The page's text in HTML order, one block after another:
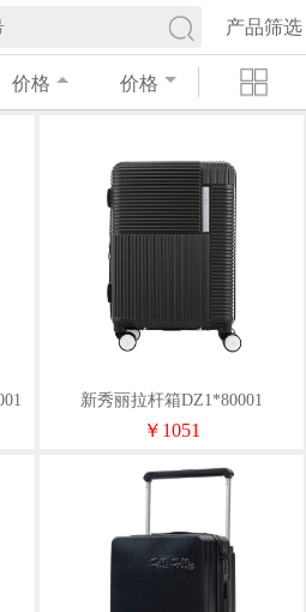
产品筛选
价格 价格
新秀丽拉杆箱DZ1*80001
￥1051